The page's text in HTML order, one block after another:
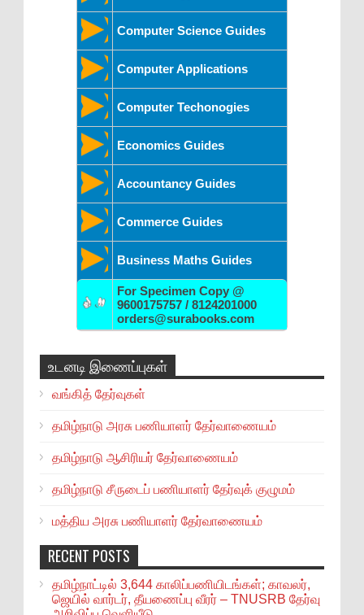
Computer Science Guides
Computer Applications
Computer Techonogies
Economics Guides
Accountancy Guides
Commerce Guides
Business Maths Guides
For Specimen Copy @
9600175757 / 8124201000
orders@surabooks.com
உடனடி இணைப்புகள்
வங்கித் தேர்வுகள்
தமிழ்நாடு அரசு பணியாளர் தேர்வாணையம்
தமிழ்நாடு ஆசிரியர் தேர்வாணையம்
தமிழ்நாடு சீருடைப் பணியாளர் தேர்வுக் குழுமம்
மத்திய அரசு பணியாளர் தேர்வாணையம்
RECENT POSTS
தமிழ்நாட்டில் 3,644 காலிப்பணியிடங்கள்; காவலர்,
ஜெயில் வார்டர், தீயணைப்பு வீரர் – TNUSRB தேர்வு